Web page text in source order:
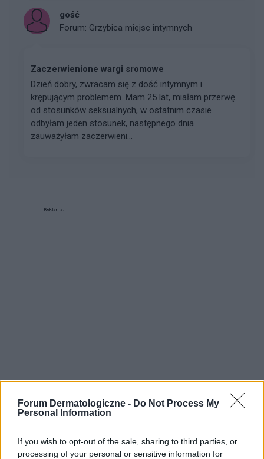
Forum Dermatologiczne - Do Not Process My
Personal Information
If you wish to opt-out of the sale, sharing to third parties, or
processing of your personal or sensitive information for
gość
Forum: Grzybica miejsc intymnych
Zaczerwienione wargi sromowe
Dzień dobry, zwracam się z dość intymnym i
krępującym problemem. Mam 25 lat, miałam przerwę
od stosunków seksualnych, w ostatnim czasie
odbyłam jeden stosunek, następnego dnia
zauważyłam zaczerwieni...
Reklama: